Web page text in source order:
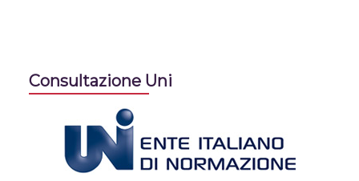
Consultazione Uni